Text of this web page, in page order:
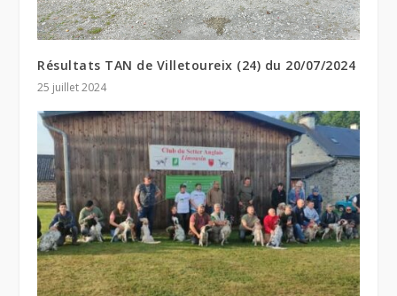
Résultats TAN de Villetoureix (24) du 20/07/2024
25 juillet 2024